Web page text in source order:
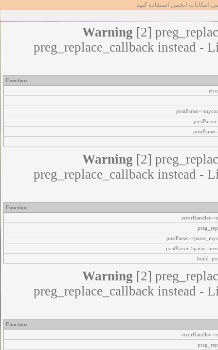
امکانات انجمن استفاده کنید.
Warning [2]
preg_replace_callback instead -
Function
postParser-
Warning [2]
preg_replace_callback instead -
Function
errorHandler-
postParser-
postParser-
Warning [2]
preg_replace_callback instead -
Function
errorHandler-